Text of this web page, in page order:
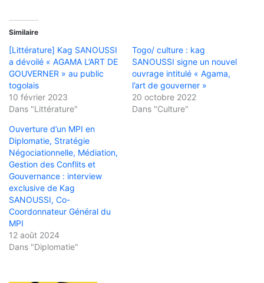
Similaire
[Littérature] Kag SANOUSSI
a dévoilé « AGAMA L’ART DE
GOUVERNER » au public
togolais
10 février 2023
Dans "Littérature"
Togo/ culture : kag
SANOUSSI signe un nouvel
ouvrage intitulé « Agama,
l’art de gouverner »
20 octobre 2022
Dans "Culture"
Ouverture d’un MPI en
Diplomatie, Stratégie
Négociationnelle, Médiation,
Gestion des Conflits et
Gouvernance : interview
exclusive de Kag
SANOUSSI, Co-
Coordonnateur Général du
MPI
12 août 2024
Dans "Diplomatie"